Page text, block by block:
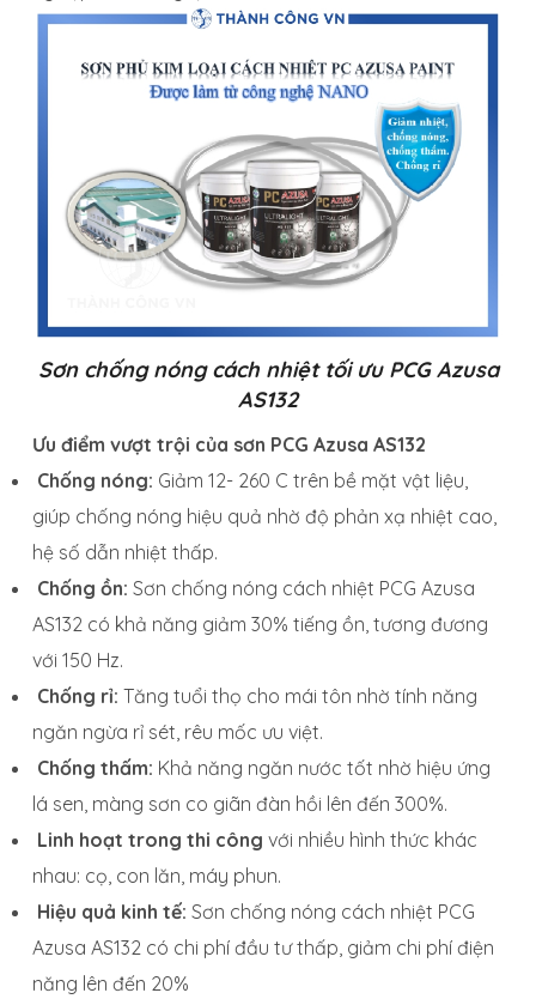
Sơn chống nóng cách nhiệt tối ưu PCG Azusa
AS132
Ưu điểm vượt trội của sơn PCG Azusa AS132
Chống nóng: Giảm 12- 260 C trên bề mặt vật liệu,
giúp chống nóng hiệu quả nhờ độ phản xạ nhiệt cao,
hệ số dẫn nhiệt thấp.
Chống ồn: Sơn chống nóng cách nhiệt PCG Azusa
AS132 có khả năng giảm 30% tiếng ồn, tương đương
với 150 Hz.
Chống rỉ: Tăng tuổi thọ cho mái tôn nhờ tính năng
ngăn ngừa rỉ sét, rêu mốc ưu việt.
Chống thấm: Khả năng ngăn nước tốt nhờ hiệu ứng
lá sen, màng sơn co giãn đàn hồi lên đến 300%.
Linh hoạt trong thi công với nhiều hình thức khác
nhau: cọ, con lăn, máy phun.
Hiệu quả kinh tế: Sơn chống nóng cách nhiệt PCG
Azusa AS132 có chi phí đầu tư thấp, giảm chi phí điện
năng lên đến 20%